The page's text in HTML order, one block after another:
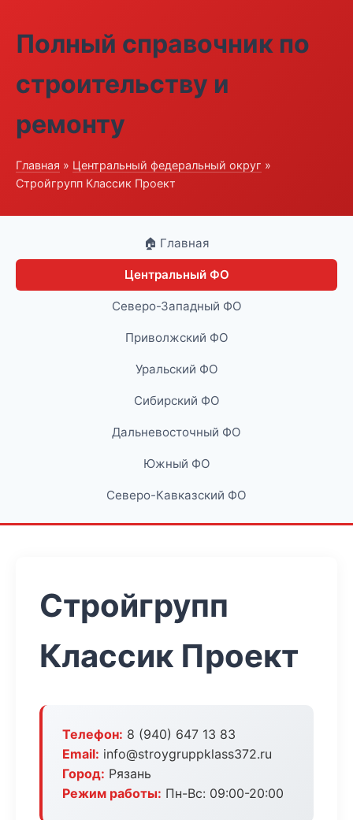
Полный справочник по
строительству и
ремонту
Главная » Центральный федеральный округ »
Стройгрупп Классик Проект
🏠 Главная
Центральный ФО
Северо-Западный ФО
Приволжский ФО
Уральский ФО
Сибирский ФО
Дальневосточный ФО
Южный ФО
Северо-Кавказский ФО
Стройгрупп
Классик Проект
Телефон: 8 (940) 647 13 83
Email: info@stroygruppklass372.ru
Город: Рязань
Режим работы: Пн-Вс: 09:00-20:00